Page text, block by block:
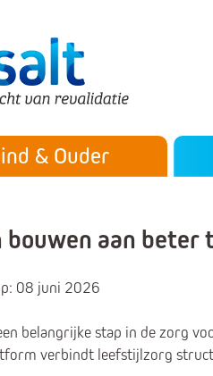
& Ouder
bouwen aan
08 juni 2026
belangrijke stap in de zorg
verbindt leefstijlzorg